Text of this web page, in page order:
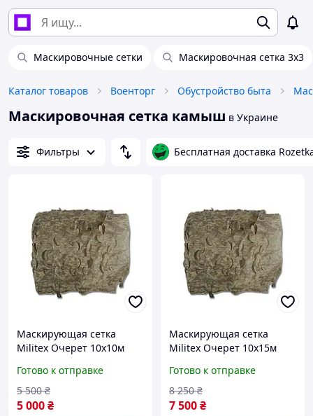
Маскировочные сетки Маскировочная сетка 3х3
Каталог товаров Военторг Обустройство быта
Маскировочная сетка камыш в Украине
Фильтры Бесплатная доставка
Маскирующая сетка
Militex Очерет 10х10м
Готово к отправке
5 000₴
5 500 ₴
Маскирующая сетка
Militex Очерет 10х15м
Готово к отправке
7 500₴
8 250 ₴